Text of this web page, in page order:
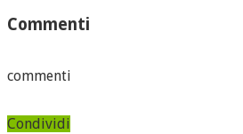
Commenti
commenti
Condividi